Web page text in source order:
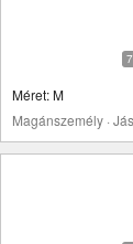
Méret: M
Magánszemély ·